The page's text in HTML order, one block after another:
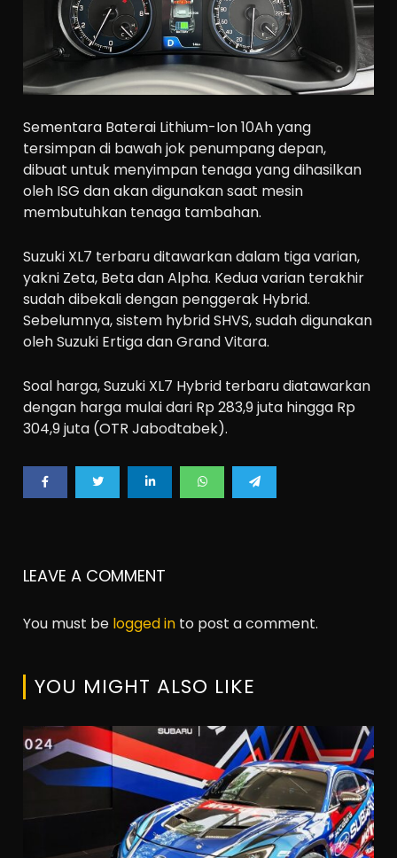
Sementara Baterai Lithium-Ion 10Ah yang
tersimpan di bawah jok penumpang depan,
dibuat untuk menyimpan tenaga yang dihasilkan
oleh ISG dan akan digunakan saat mesin
membutuhkan tenaga tambahan.
Suzuki XL7 terbaru ditawarkan dalam tiga varian,
yakni Zeta, Beta dan Alpha. Kedua varian terakhir
sudah dibekali dengan penggerak Hybrid.
Sebelumnya, sistem hybrid SHVS, sudah digunakan
oleh Suzuki Ertiga dan Grand Vitara.
Soal harga, Suzuki XL7 Hybrid terbaru diatawarkan
dengan harga mulai dari Rp 283,9 juta hingga Rp
304,9 juta (OTR Jabodtabek).
LEAVE A COMMENT
You must be logged in to post a comment.
YOU MIGHT ALSO LIKE